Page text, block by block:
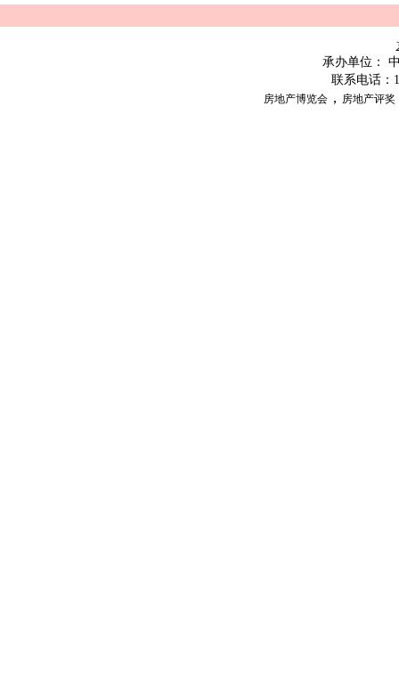
承办单位：
联系电话：
房地产博览会 ， 房地产评奖